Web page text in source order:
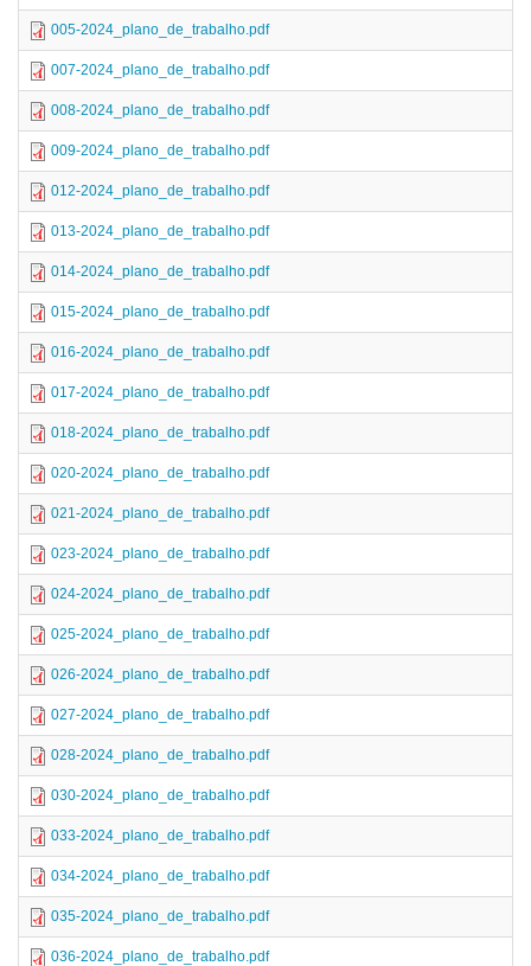
005-2024_plano_de_trabalho.pdf
007-2024_plano_de_trabalho.pdf
008-2024_plano_de_trabalho.pdf
009-2024_plano_de_trabalho.pdf
012-2024_plano_de_trabalho.pdf
013-2024_plano_de_trabalho.pdf
014-2024_plano_de_trabalho.pdf
015-2024_plano_de_trabalho.pdf
016-2024_plano_de_trabalho.pdf
017-2024_plano_de_trabalho.pdf
018-2024_plano_de_trabalho.pdf
020-2024_plano_de_trabalho.pdf
021-2024_plano_de_trabalho.pdf
023-2024_plano_de_trabalho.pdf
024-2024_plano_de_trabalho.pdf
025-2024_plano_de_trabalho.pdf
026-2024_plano_de_trabalho.pdf
027-2024_plano_de_trabalho.pdf
028-2024_plano_de_trabalho.pdf
030-2024_plano_de_trabalho.pdf
033-2024_plano_de_trabalho.pdf
034-2024_plano_de_trabalho.pdf
035-2024_plano_de_trabalho.pdf
036-2024_plano_de_trabalho.pdf